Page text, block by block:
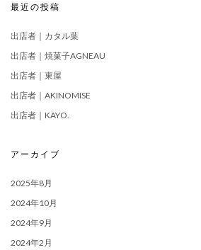
最近の投稿
出店者｜カタル葉
出店者｜焼菓子AGNEAU
出店者｜東屋
出店者｜AKINOMISE
出店者｜KAYO.
アーカイブ
2025年8月
2024年10月
2024年9月
2024年2月